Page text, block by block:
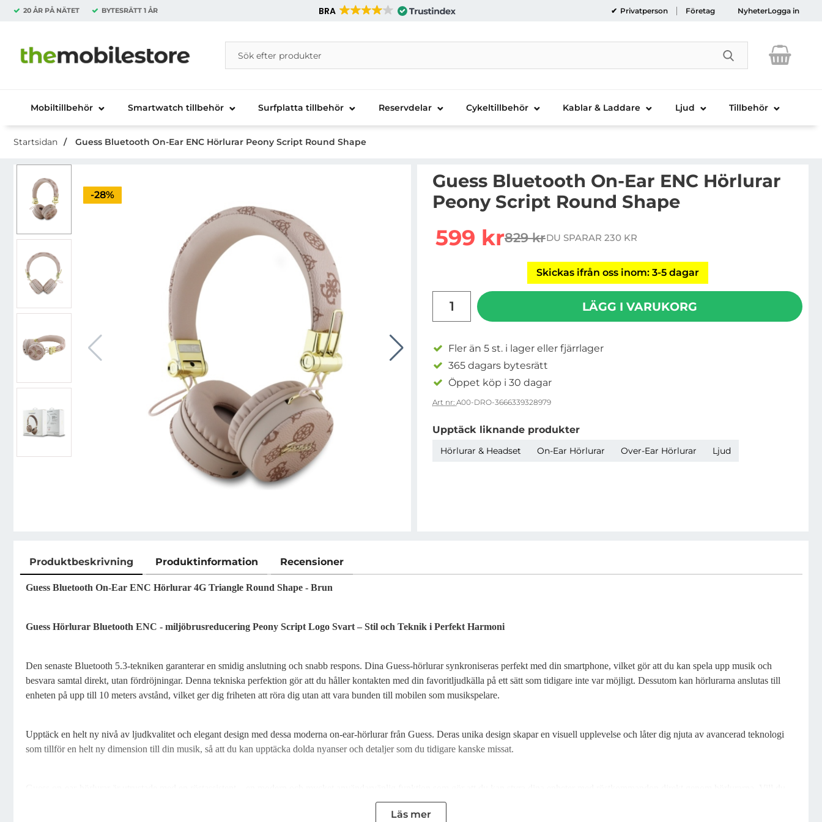
20 ÅR PÅ NÄTET BYTESRÄTT 1 ÅR BRA Privatperson Företag NyheterLogga in
Startsidan för Danira Telecom AB
Sök
Sök på Danira Telecom AB
Genomför
Mobiltillbehör Smartwatch tillbehör Surfplatta tillbehör Reservdelar Cykeltillbehör Kablar & Laddare Ljud Tillbehör
Startsidan Guess Bluetooth On-Ear ENC Hörlurar Peony Script Round Shape
Priset är nedsatt med
-28%
Guess Bluetooth On-Ear ENC Hörlurar
Peony Script Round Shape
rea pris
599 krtidigare pris
829 krDU SPARAR 230 KR
Skickas ifrån oss inom: 3-5 dagar
LÄGG I VARUKORG
Fler än 5 st. i lager eller fjärrlager
365 dagars bytesrätt
Öppet köp i 30 dagar
Art nr: A00-DRO-3666339328979
Upptäck liknande produkter
Hörlurar & Headset On-Ear Hörlurar Over-Ear Hörlurar Ljud
Produktbeskrivning Produktinformation Recensioner
Produktbeskrivning
Guess Bluetooth On-Ear ENC Hörlurar 4G Triangle Round Shape - Brun
Guess Hörlurar Bluetooth ENC - miljöbrusreducering Peony Script Logo Svart – Stil och Teknik i Perfekt Harmoni
Den senaste Bluetooth 5.3-tekniken garanterar en smidig anslutning och snabb respons. Dina Guess-hörlurar synkroniseras perfekt med din smartphone, vilket gör att du kan spela upp musik och
besvara samtal direkt, utan fördröjningar. Denna tekniska perfektion gör att du håller kontakten med din favoritljudkälla på ett sätt som tidigare inte var möjligt. Dessutom kan hörlurarna anslutas till
enheten på upp till 10 meters avstånd, vilket ger dig friheten att röra dig utan att vara bunden till mobilen som musikspelare.
Upptäck en helt ny nivå av ljudkvalitet och elegant design med dessa moderna on-ear-hörlurar från Guess. Deras unika design skapar en visuell upplevelse och låter dig njuta av avancerad teknologi
som tillför en helt ny dimension till din musik, så att du kan upptäcka dolda nyanser och detaljer som du tidigare kanske missat.
ringa en vän utan att ha mobilen i handen? Ge hörlurarna ett kommando, och de utför din begäran som förväntat. Tack vare denna smarta funktion blir vardagen enklare och mer effektiv!
Läs mer